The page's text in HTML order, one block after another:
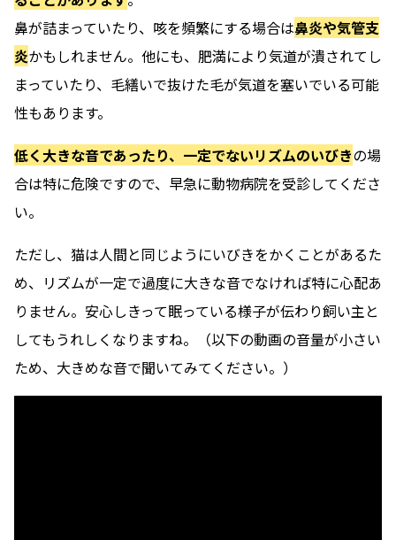
鼻が詰まっていたり、咳を頻繁にする場合は鼻炎や気管支
炎かもしれません。他にも、肥満により気道が潰されてし
まっていたり、毛繕いで抜けた毛が気道を塞いでいる可能
性もあります。
低く大きな音であったり、一定でないリズムのいびきの場
合は特に危険ですので、早急に動物病院を受診してくださ
い。
ただし、猫は人間と同じようにいびきをかくことがあるた
め、リズムが一定で過度に大きな音でなければ特に心配あ
りません。安心しきって眠っている様子が伝わり飼い主と
してもうれしくなりますね。（以下の動画の音量が小さい
ため、大きめな音で聞いてみてください。）